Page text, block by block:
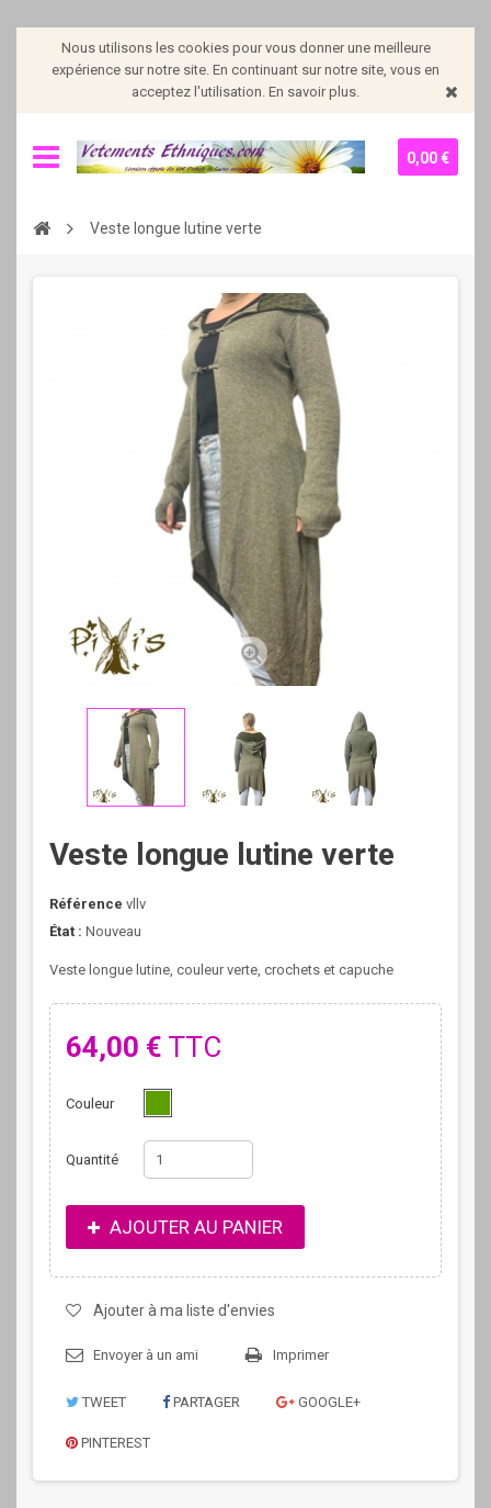
Nous utilisons les cookies pour vous donner une meilleure
expérience sur notre site. En continuant sur notre site, vous en
acceptez l'utilisation. En savoir plus.
0,00 €
Veste longue lutine verte
Veste longue lutine verte
Référence vllv
État : Nouveau
Veste longue lutine, couleur verte, crochets et capuche
64,00 € TTC
Couleur
Quantité
AJOUTER AU PANIER
Ajouter à ma liste d'envies
Envoyer à un ami Imprimer
TWEET PARTAGER GOOGLE+
PINTEREST